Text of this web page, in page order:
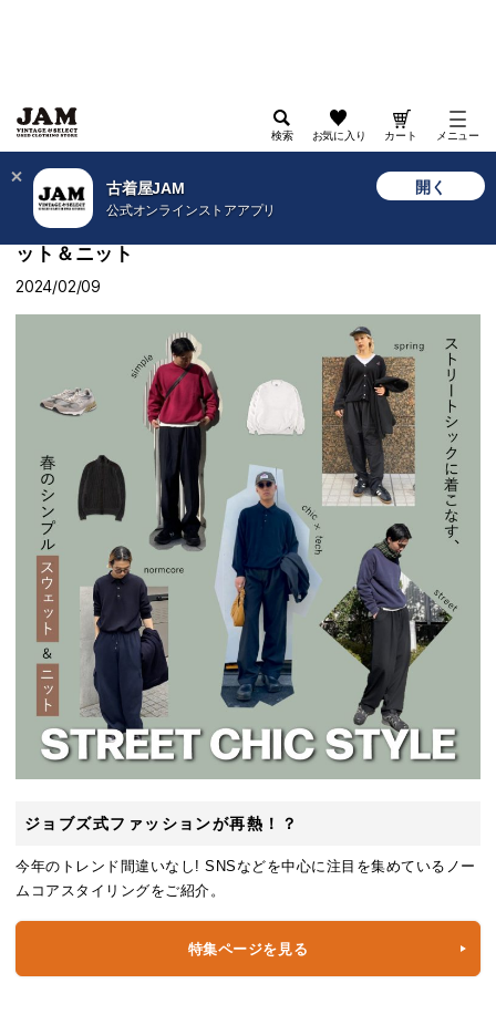
古着屋JAM
公式オンラインストアアプリ
開く
検索 お気に入り カート メニュー
古着屋JAM WEB
ストリートシックに着こなす、春のシンプルスウェット
＆ニット
ストリートシックに着こなす、春のシンプルスウェ
ット＆ニット
2024/02/09
ジョブズ式ファッションが再熱！？
今年のトレンド間違いなし! SNSなどを中心に注目を集めているノー
ムコアスタイリングをご紹介。
特集ページを見る